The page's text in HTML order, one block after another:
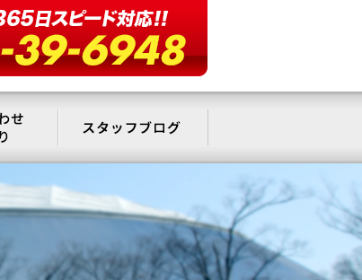
お問い合わせ・お見積もりスタッフブログ